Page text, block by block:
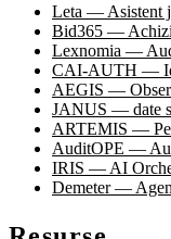
Leta — Asistent
Bid365 —
Lexnomia —
CAI-AUTH —
AEGIS —
JANUS — date
ARTEMIS —
AuditOPE —
IRIS — AI
Demeter —